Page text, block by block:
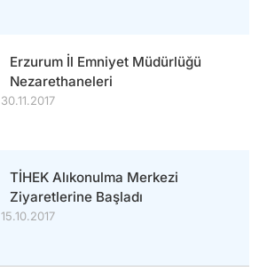
Erzurum İl Emniyet Müdürlüğü
Nezarethaneleri
30.11.2017
TİHEK Alıkonulma Merkezi
Ziyaretlerine Başladı
15.10.2017